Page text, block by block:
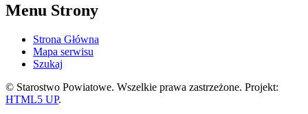
Menu Strony
Strona Główna
Mapa serwisu
Szukaj
© Starostwo Powiatowe. Wszelkie prawa zastrzeżone. Projekt:
HTML5 UP.